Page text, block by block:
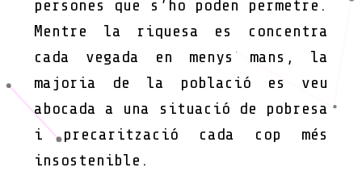
persones que s’ho poden permetre.
Mentre la riquesa es concentra
cada vegada en menys mans, la
majoria de la població es veu
abocada a una situació de pobresa
i precarització cada cop més
insostenible.